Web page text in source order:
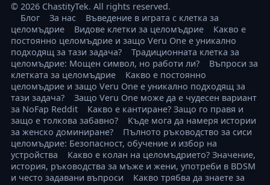
© 2026 ChastityTek. All rights reserved.
Блог
За нас
Въведение в играта с клетка за
целомъдрие
Видове клетки за целомъдрие
Какво е
постоянно целомъдрие и защо Veru One е уникално
подходящ за тази задача?
Традиционната клетка за
целомъдрие: Мощен символ, но работи ли?
Въпроси за
клетката за целомъдрие
Какво е постоянно
целомъдрие и защо Veru One е уникално подходящ за
тази задача?
Защо Veru One може да е чудесен вариант
за NoFap Reddit
Какво е кантиране? Защо го правя и
защо е толкова забавно?
Къде мога да намеря истории
за женско доминиране?
Пълното ръководство за сиси
целомъдрие: Безопасност, обучение и избор на
устройства
Какво е колан на целомъдрието? Значение,
история, ръководства за мъже и жени, употреби в BDSM
и често задавани въпроси
Какво трябва да знаете за